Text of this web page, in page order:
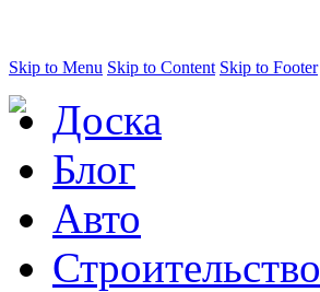
Skip to Menu Skip to Content Skip to Footer
Доска
Блог
Авто
Строительство